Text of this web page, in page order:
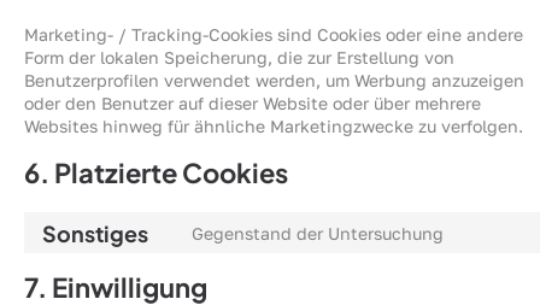
Marketing- / Tracking-Cookies sind Cookies oder eine andere
Form der lokalen Speicherung, die zur Erstellung von
Benutzerprofilen verwendet werden, um Werbung anzuzeigen
oder den Benutzer auf dieser Website oder über mehrere
Websites hinweg für ähnliche Marketingzwecke zu verfolgen.
6. Platzierte Cookies
Sonstiges Gegenstand der Untersuchung
7. Einwilligung